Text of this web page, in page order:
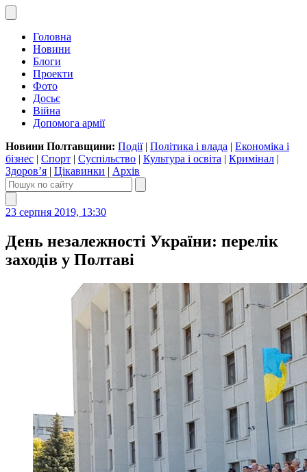
Головна
Новини
Блоги
Проекти
Фото
Досьє
Війна
Допомога армії
Новини Полтавщини: Події| Політика і влада | Економіка і
бізнес | Спорт | Суспільство | Культура і освіта | Кримінал |
Здоров’я | Цікавинки | Архів
23 серпня 2019, 13:30
День незалежності України: перелік
заходів у Полтаві